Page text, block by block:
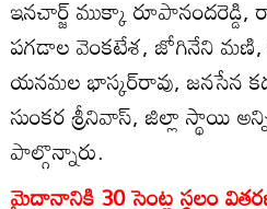
ఇనచార్జ్‌ ముక్కా
పగడాల వెంకటేశ, జోగినేని
యనమల భాస్కర్‌రావు, జనసేన
సుంకర శ్రీనివాస్‌, జిల్లా స్థాయి
పాల్గొన్నారు.
మైదానానికి 30 సెంట్ల స్థలం